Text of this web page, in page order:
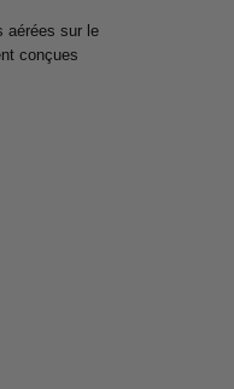
aérées sur le
conçues